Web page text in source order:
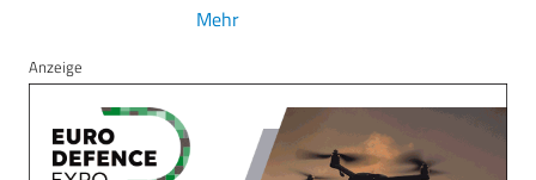
Mehr
Anzeige